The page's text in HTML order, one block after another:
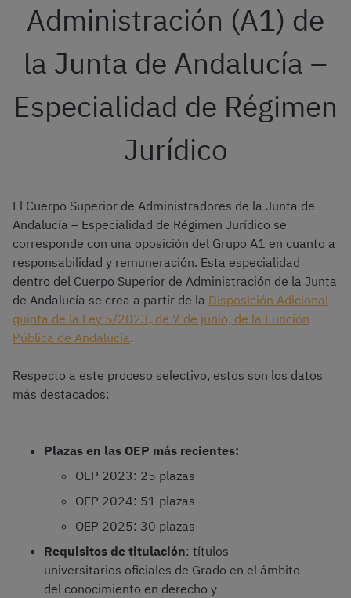
Administración (A1) de
la Junta de Andalucía –
Especialidad de Régimen
Jurídico
El Cuerpo Superior de Administradores de la Junta de
Andalucía – Especialidad de Régimen Jurídico se
corresponde con una oposición del Grupo A1 en cuanto a
responsabilidad y remuneración. Esta especialidad
dentro del Cuerpo Superior de Administración de la Junta
de Andalucía se crea a partir de la Disposición Adicional
quinta de la Ley 5/2023, de 7 de junio, de la Función
Pública de Andalucía.
Respecto a este proceso selectivo, estos son los datos
más destacados:
Plazas en las OEP más recientes:
OEP 2023: 25 plazas
OEP 2024: 51 plazas
OEP 2025: 30 plazas
Requisitos de titulación: títulos
universitarios oficiales de Grado en el ámbito
del conocimiento en derecho y